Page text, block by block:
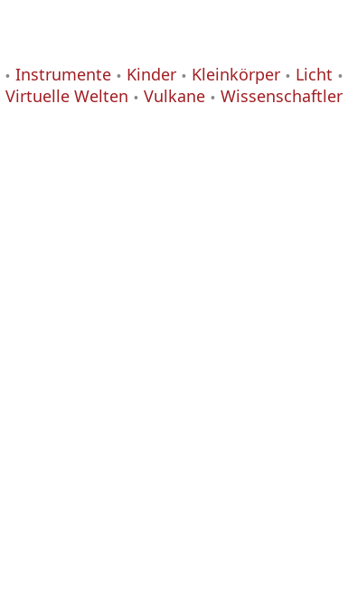
Instrumente Kinder Kleinkörper Licht
Virtuelle Welten Vulkane Wissenschaftler